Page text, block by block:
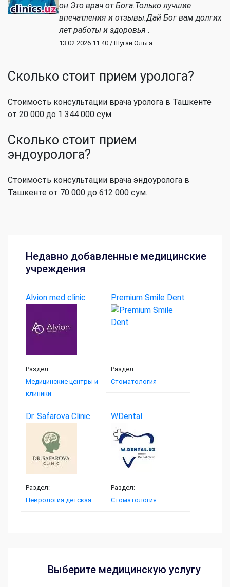
он.Это врач от Бога.Только лучшие
впечатления и отзывы.Дай Бог вам долгих
лет работы и здоровья .
13.02.2026 11:40 / Шугай Ольга
Сколько стоит прием уролога?
Стоимость консультации врача уролога в Ташкенте
от 20 000 до 1 344 000 сум.
Сколько стоит прием
эндоуролога?
Стоимость консультации врача эндоуролога в
Ташкенте от 70 000 до 612 000 сум.
Недавно добавленные медицинские
учреждения
Alvion med clinic
Раздел:
Медицинские центры и
клиники
Premium Smile Dent
Раздел:
Стоматология
Dr. Safarova Clinic
Раздел:
Неврология детская
WDental
Раздел:
Стоматология
Выберите медицинскую услугу